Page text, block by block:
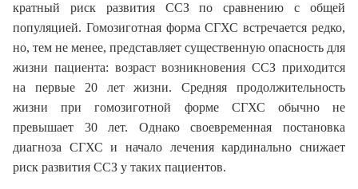
кратный риск развития ССЗ по сравнению с общей
популяцией. Гомозиготная форма СГХС встречается редко,
но, тем не менее, представляет существенную опасность для
жизни пациента: возраст возникновения ССЗ приходится
на первые 20 лет жизни. Средняя продолжительность
жизни при гомозиготной форме СГХС обычно не
превышает 30 лет. Однако своевременная постановка
диагноза СГХС и начало лечения кардинально снижает
риск развития ССЗ у таких пациентов.